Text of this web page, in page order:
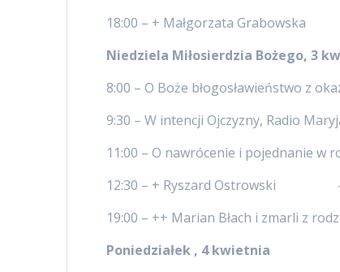
18:00 – + Małgorzata Grabowska
Niedziela Miłosierdzia Bożego, 3
8:00 – O Boże błogosławieństwo z
9:30 – W intencji Ojczyzny, Radio
11:00 – O nawrócenie i pojednanie w
12:30 – + Ryszard Ostrowski –
19:00 – ++ Marian Błach i zmarli z
Poniedziałek , 4 kwietnia